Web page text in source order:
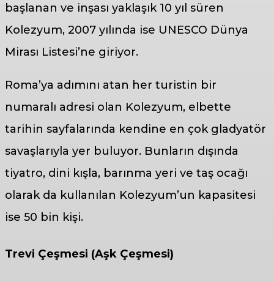
başlanan ve inşası yaklaşık 10 yıl süren
Kolezyum, 2007 yılında ise UNESCO Dünya
Mirası Listesi’ne giriyor.
Roma’ya adımını atan her turistin bir
numaralı adresi olan Kolezyum, elbette
tarihin sayfalarında kendine en çok gladyatör
savaşlarıyla yer buluyor. Bunların dışında
tiyatro, dini kışla, barınma yeri ve taş ocağı
olarak da kullanılan Kolezyum’un kapasitesi
ise 50 bin kişi.
Trevi Çeşmesi (Aşk Çeşmesi)